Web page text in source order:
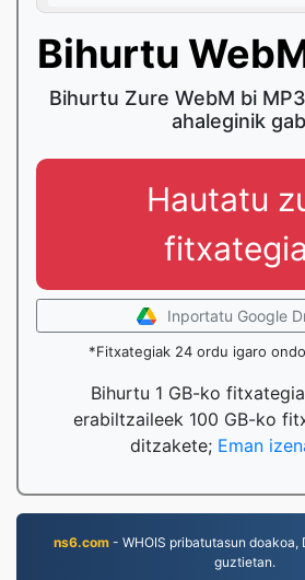
Bihurtu
Bihurtu Zure WebM bi
ahaleginik
Hautatu
Inportatu Google
*Fitxategiak 24 ordu igaro
Bihurtu 1 GB-ko
erabiltzaileek 100 GB-ko
ditzakete; Eman
ns6.com- WHOIS pribatutasun doakoa,
guztietan.